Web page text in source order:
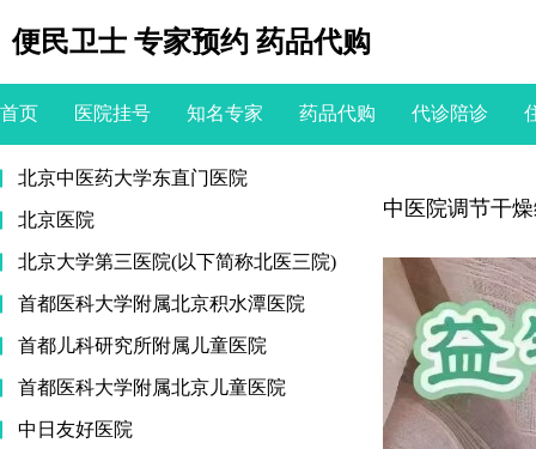
便民卫士 专家预约 药品代购
首页 医院挂号 知名专家 药品代购 代诊陪诊
北京中医药大学东直门医院
北京医院
北京大学第三医院(以下简称北医三院)
首都医科大学附属北京积水潭医院
首都儿科研究所附属儿童医院
首都医科大学附属北京儿童医院
中日友好医院
中医院调节干